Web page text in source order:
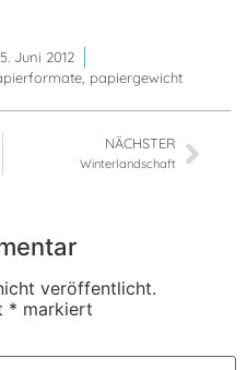
Juni 2012
papiergewicht
NÄCHSTER
Winterlandschaft
veröffentlicht.
* markiert